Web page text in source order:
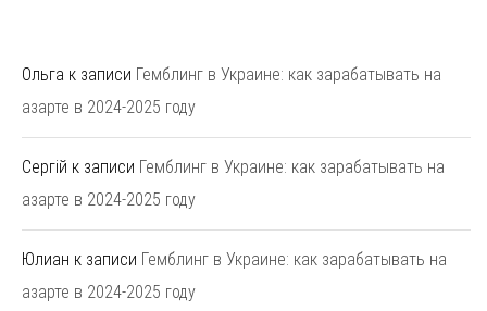
Ольга к записи Гемблинг в Украине: как зарабатывать на
азарте в 2024-2025 году
Сергій к записи Гемблинг в Украине: как зарабатывать на
азарте в 2024-2025 году
Юлиан к записи Гемблинг в Украине: как зарабатывать на
азарте в 2024-2025 году